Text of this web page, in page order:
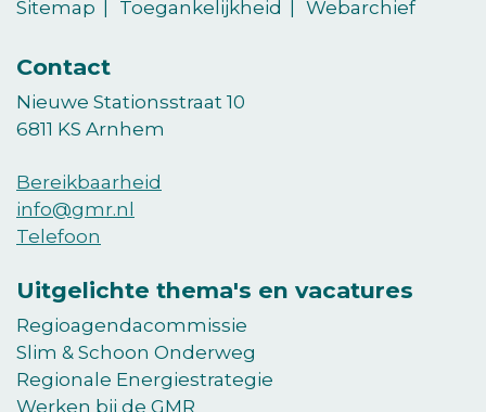
Sitemap
Toegankelijkheid Webarchief
Contact
Nieuwe Stationsstraat 10
6811 KS Arnhem
Bereikbaarheid
info@gmr.nl
Telefoon
Uitgelichte thema's en vacatures
Regioagendacommissie
Slim & Schoon Onderweg
Regionale Energiestrategie
Werken bij de GMR